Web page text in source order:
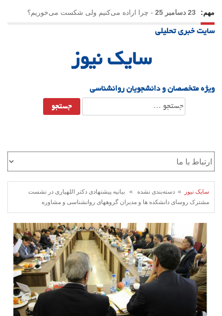
مهم: 23 دسامبر 25 - چرا اراده می‌کنیم ولی شکست می‌خوریم؟
21 دسامبر 25
سایت خبری تحلیلی
سایک نیوز
ویژه متخصصان و دانشجویان روانشناسی
جستجو
برای:
سایک نیوز
» دسته‌بندی نشده » بیانیه پیشنهادی دکتر اللهیاری در نشست
مشترک روسای دانشکده ها و مدیران گروههای روانشناسی و مشاوره